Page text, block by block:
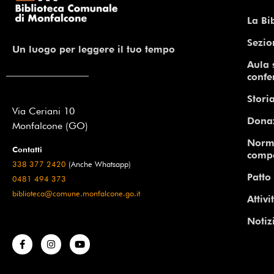
Un luogo per leggere il tuo tempo
Via Ceriani 10
Monfalcone (GO)
Contatti
338 377 2420 (Anche Whatsapp)
0481 494 373
biblioteca@comune.monfalcone.go.it
La
Aula